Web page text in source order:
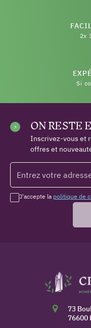
2x
Si
ON RESTE
Inscrivez-vous et
offres et
J'accepte la politique de
73
76600